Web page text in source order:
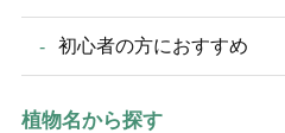
初心者の方におすすめ
植物名から探す